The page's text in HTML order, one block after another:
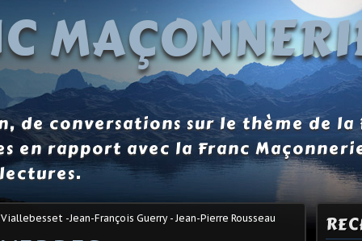
de conversations sur le thème de la
en rapport avec la Franc
-Jean-François Guerry - Jean-Pierre Rousseau